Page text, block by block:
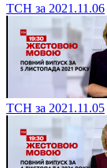
ТСН за 2021.11.06
ТСН за 2021.11.05